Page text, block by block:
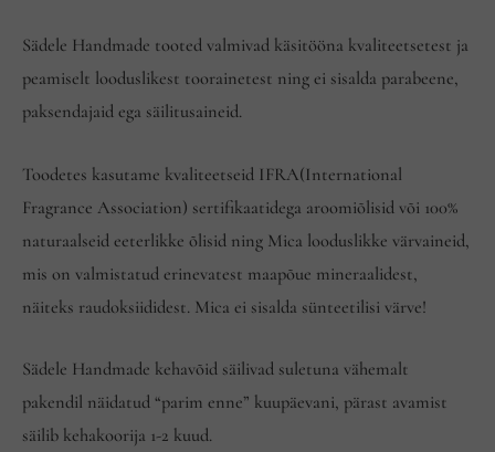
Sädele Handmade tooted valmivad käsitööna kvaliteetsetest ja
peamiselt looduslikest toorainetest ning ei sisalda parabeene,
paksendajaid ega säilitusaineid.
Toodetes kasutame kvaliteetseid IFRA(International
Fragrance Association) sertifikaatidega aroomiõlisid või 100%
naturaalseid eeterlikke õlisid ning Mica looduslikke värvaineid,
mis on valmistatud erinevatest maapõue mineraalidest,
näiteks raudoksiididest. Mica ei sisalda sünteetilisi värve!
Sädele Handmade kehavõid säilivad suletuna vähemalt
pakendil näidatud “parim enne” kuupäevani, pärast avamist
säilib kehakoorija 1-2 kuud.